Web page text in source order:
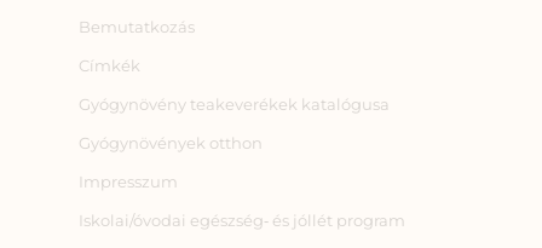
Bemutatkozás
Címkék
Gyógynövény teakeverékek katalógusa
Gyógynövények otthon
Impresszum
Iskolai/óvodai egészség‑ és jóllét program